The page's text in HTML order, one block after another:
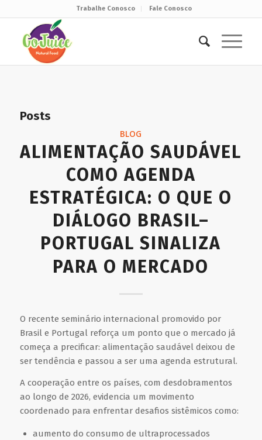
Trabalhe Conosco Fale Conosco
Posts
BLOG
ALIMENTAÇÃO SAUDÁVEL
COMO AGENDA
ESTRATÉGICA: O QUE O
DIÁLOGO BRASIL–
PORTUGAL SINALIZA
PARA O MERCADO
O recente seminário internacional promovido por
Brasil e Portugal reforça um ponto que o mercado já
começa a precificar: alimentação saudável deixou de
ser tendência e passou a ser uma agenda estrutural.
A cooperação entre os países, com desdobramentos
ao longo de 2026, evidencia um movimento
coordenado para enfrentar desafios sistêmicos como:
aumento do consumo de ultraprocessados